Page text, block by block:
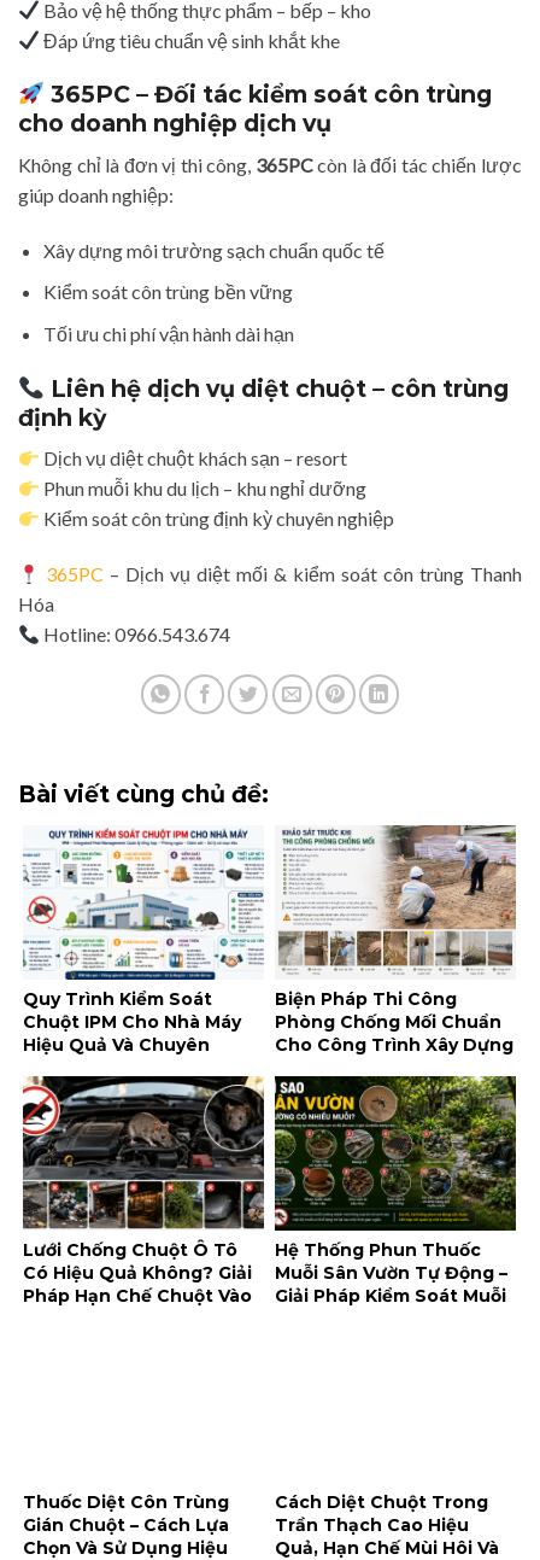
Bảo vệ hệ thống thực phẩm – bếp – kho
Đáp ứng tiêu chuẩn vệ sinh khắt khe
365PC – Đối tác kiểm soát côn trùng
cho doanh nghiệp dịch vụ
Không chỉ là đơn vị thi công, 365PCcòn là đối tác chiến lược
giúp doanh nghiệp:
Xây dựng môi trường sạch chuẩn quốc tế
Kiểm soát côn trùng bền vững
Tối ưu chi phí vận hành dài hạn
Liên hệ dịch vụ diệt chuột – côn trùng
định kỳ
Dịch vụ diệt chuột khách sạn – resort
Phun muỗi khu du lịch – khu nghỉ dưỡng
Kiểm soát côn trùng định kỳ chuyên nghiệp
365PC – Dịch vụ diệt mối & kiểm soát côn trùng Thanh
Hóa
Hotline: 0966.543.674
Bài viết cùng chủ đề:
Quy Trình Kiểm Soát
Chuột IPM Cho Nhà Máy
Hiệu Quả Và Chuyên
Biện Pháp Thi Công
Phòng Chống Mối Chuẩn
Cho Công Trình Xây Dựng
Lưới Chống Chuột Ô Tô
Có Hiệu Quả Không? Giải
Pháp Hạn Chế Chuột Vào
Hệ Thống Phun Thuốc
Muỗi Sân Vườn Tự Động –
Giải Pháp Kiểm Soát Muỗi
Thuốc Diệt Côn Trùng
Gián Chuột – Cách Lựa
Chọn Và Sử Dụng Hiệu
Cách Diệt Chuột Trong
Trần Thạch Cao Hiệu
Quả, Hạn Chế Mùi Hôi Và